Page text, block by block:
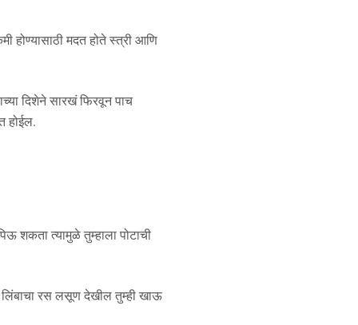
होण्यासाठी मदत होते स्त्री आणि
दिशेने सारखं फिरवून पाच
होईल.
शकता त्यामुळे तुम्हाला पोटाची
लिंबाचा रस लसूण देखील तुम्ही खाऊ